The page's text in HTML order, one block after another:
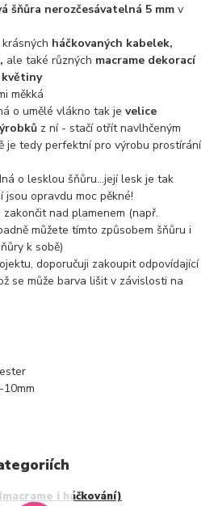
šňůra nerozčesávatelná 5 mm v
háčkovaných kabelek,
ale také různých macrame dekorací
květiny
měkká
o umělé vlákno tak je velice
z ní - stačí otřít navlhčeným
je tedy perfektní pro výrobu prostírání
o lesklou šňůru...její lesk je tak
jsou opravdu moc pěkné!
nad plamenem (např.
můžete tímto způsobem šňůru i
k sobě)
doporučuji zakoupit odpovídající
se může barva lišit v závislosti na
i háčkování)